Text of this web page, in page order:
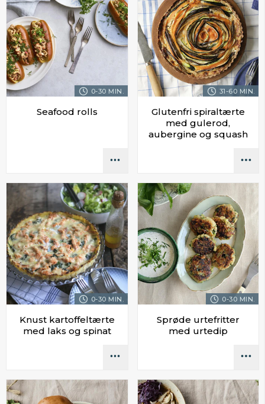
0-30 MIN.
Seafood rolls
31-60 MIN.
Glutenfri spiraltærte
med gulerod,
aubergine og squash
0-30 MIN.
Knust kartoffeltærte
med laks og spinat
0-30 MIN.
Sprøde urtefritter
med urtedip